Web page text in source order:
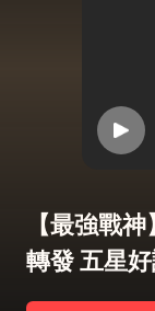
【最強戰
轉發 五星